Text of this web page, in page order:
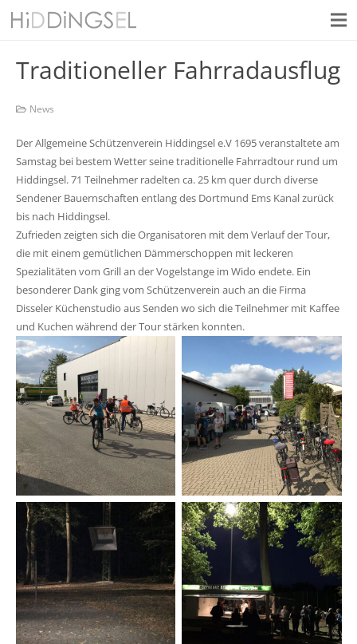
Traditioneller Fahrradausflug
News
Der Allgemeine Schützenverein Hiddingsel e.V 1695 veranstaltete am
Samstag bei bestem Wetter seine traditionelle Fahrradtour rund um
Hiddingsel. 71 Teilnehmer radelten ca. 25 km quer durch diverse
Sendener Bauernschaften entlang des Dortmund Ems Kanal zurück
bis nach Hiddingsel.
Zufrieden zeigten sich die Organisatoren mit dem Verlauf der Tour,
die mit einem gemütlichen Dämmerschoppen mit leckeren
Spezialitäten vom Grill an der Vogelstange im Wido endete. Ein
besonderer Dank ging vom Schützenverein auch an die Firma
Disseler Küchenstudio aus Senden wo sich die Teilnehmer mit Kaffee
und Kuchen während der Tour stärken konnten.